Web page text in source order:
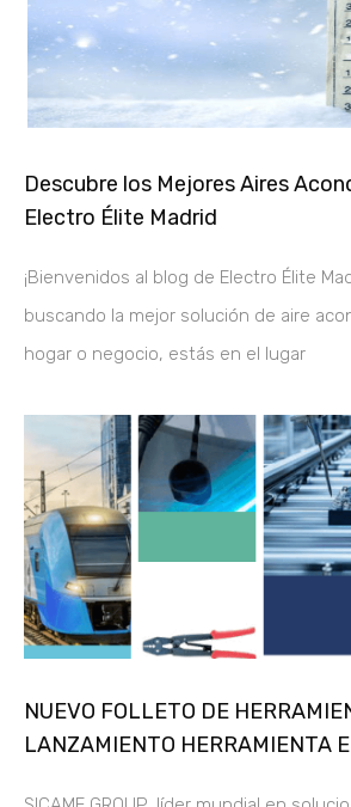
Descubre los Mejores Aires
Electro Élite Madrid
¡Bienvenidos al blog de Electro Élite
buscando la mejor solución de aire
hogar o negocio, estás en el lugar
NUEVO FOLLETO DE
LANZAMIENTO HERRAMIENTA